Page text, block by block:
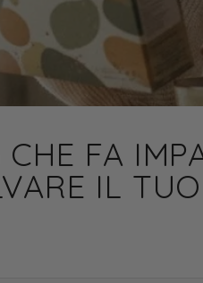
FA
IL